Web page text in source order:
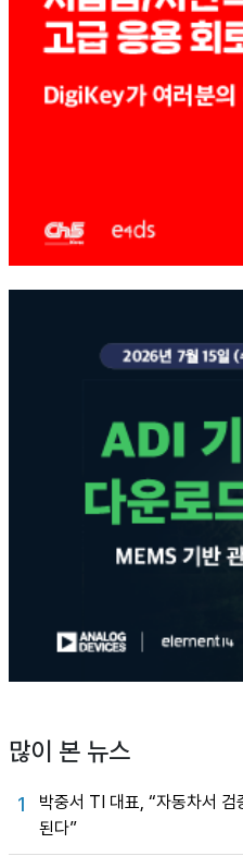
많이 본 뉴스
1
박중서 TI 대표, “자동차서 검
된다”